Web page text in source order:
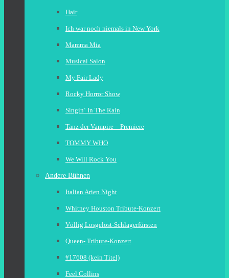
Hair
Ich war noch niemals in New York
Mamma Mia
Musical Salon
My Fair Lady
Rocky Horror Show
Singin‘ In The Rain
Tanz der Vampire – Premiere
TOMMY WHO
We Will Rock You
Andere Bühnen
Italian Arien Night
Whitney Houston Tribute-Konzert
Völlig Losgelöst-Schlagerfürsten
Queen- Tribute-Konzert
#17608 (kein Titel)
Feel Collins